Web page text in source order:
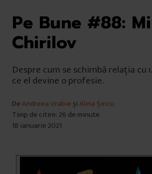
Pe Bune #88:
Chirilov
Despre cum se schimbă relația cu
ce el devine o profesie.
DeAndreea Vrabie șiAlina Șincu
Timp de citire: 26 de minute
18 ianuarie 2021